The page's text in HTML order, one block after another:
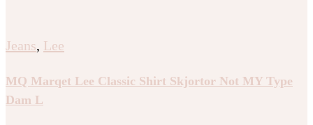
Jeans, Lee
MQ Marqet Lee Classic Shirt Skjortor Not MY Type
Dam L